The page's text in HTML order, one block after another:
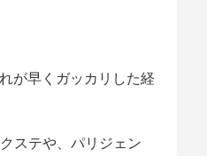
が早くガッカリした経
ステや、パリジェン